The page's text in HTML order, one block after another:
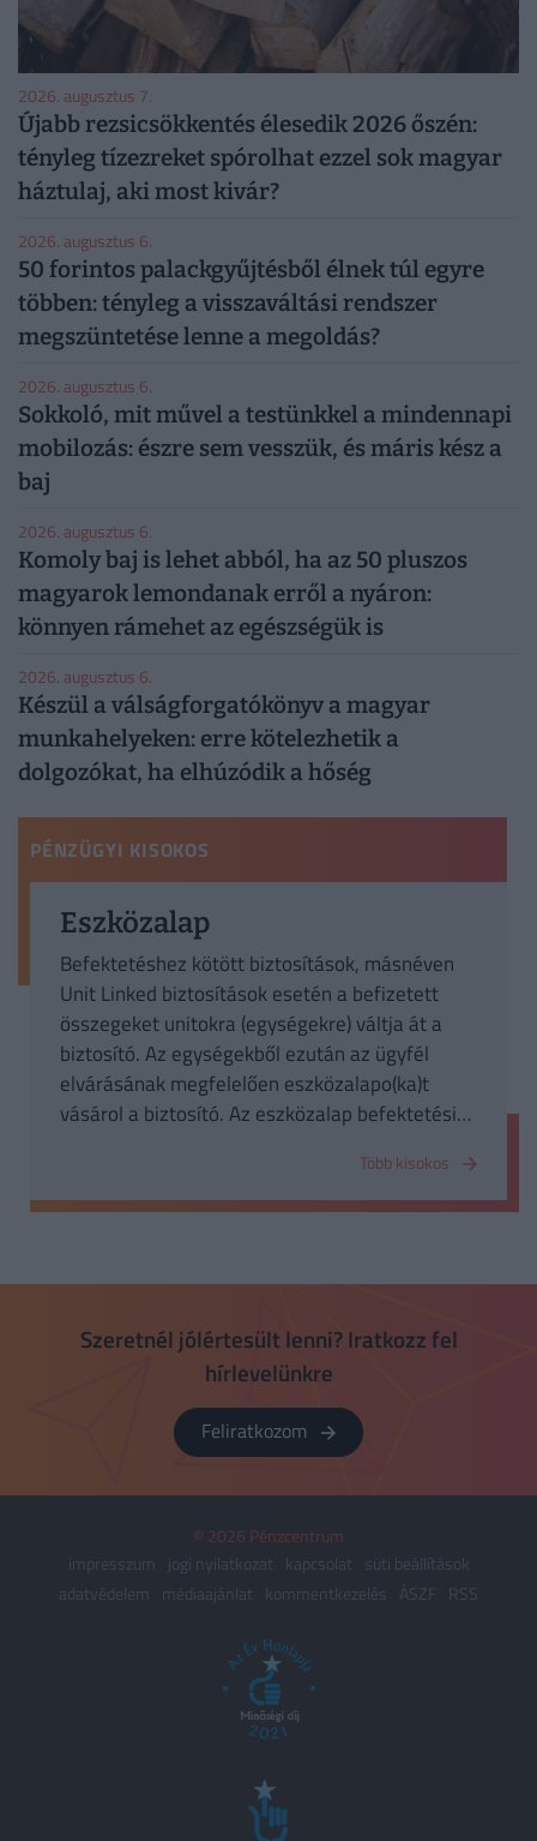
2026. augusztus 7.
Újabb rezsicsökkentés élesedik 2026 őszén:
tényleg tízezreket spórolhat ezzel sok magyar
háztulaj, aki most kivár?
2026. augusztus 6.
50 forintos palackgyűjtésből élnek túl egyre
többen: tényleg a visszaváltási rendszer
megszüntetése lenne a megoldás?
2026. augusztus 6.
Sokkoló, mit művel a testünkkel a mindennapi
mobilozás: észre sem vesszük, és máris kész a
baj
2026. augusztus 6.
Komoly baj is lehet abból, ha az 50 pluszos
magyarok lemondanak erről a nyáron:
könnyen rámehet az egészségük is
2026. augusztus 6.
Készül a válságforgatókönyv a magyar
munkahelyeken: erre kötelezhetik a
dolgozókat, ha elhúzódik a hőség
PÉNZÜGYI KISOKOS
Eszközalap
Befektetéshez kötött biztosítások, másnéven
Unit Linked biztosítások esetén a befizetett
összegeket unitokra (egységekre) váltja át a
biztosító. Az egységekből ezután az ügyfél
elvárásának megfelelően eszközalapo(ka)t
vásárol a biztosító. Az eszközalap befektetési
Több kisokos
Szeretnél jólértesült lenni? Iratkozz fel
hírlevelünkre
Feliratkozom
© 2026 Pénzcentrum
impresszum
jogi nyilatkozat kapcsolat
süti beállítások
adatvédelem
médiaajánlat kommentkezelés ÁSZF RSS